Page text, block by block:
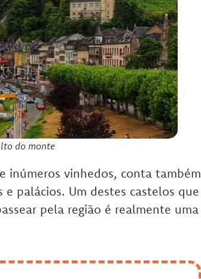
do monte
inúmeros vinhedos, conta também
palácios. Um destes castelos que
pela região é realmente uma